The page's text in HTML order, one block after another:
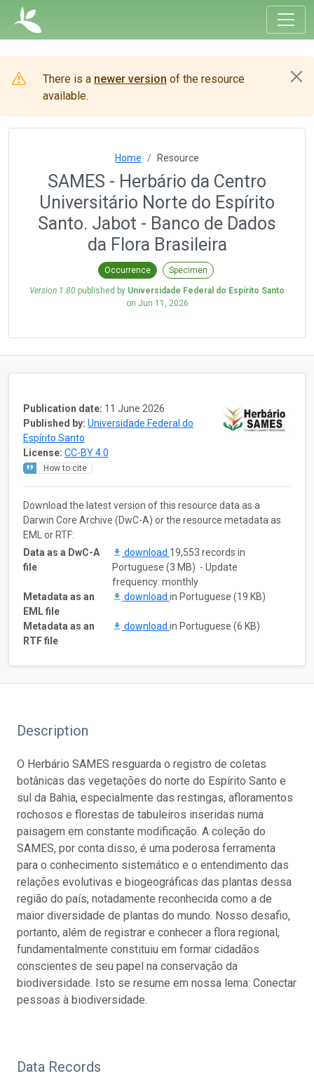
There is a newer version of the resource
available.
Home Resource
SAMES - Herbário da Centro
Universitário Norte do Espírito
Santo. Jabot - Banco de Dados
da Flora Brasileira
Occurrence Specimen
Version 1.80 published by Universidade Federal do Espírito Santo
on Jun 11, 2026
Publication date: 11 June 2026
Published by: Universidade Federal do
Espírito Santo
License: CC-BY 4.0
How to cite
Download the latest version of this resource data as a
Darwin Core Archive (DwC-A) or the resource metadata as
EML or RTF:
Data as a DwC-A
file
download 19,553 records in
Portuguese (3 MB) - Update
frequency: monthly
Metadata as an
EML file
download in Portuguese (19 KB)
Metadata as an
RTF file
download in Portuguese (6 KB)
Description
O Herbário SAMES resguarda o registro de coletas
botânicas das vegetações do norte do Espírito Santo e
sul da Bahia, especialmente das restingas, afloramentos
rochosos e florestas de tabuleiros inseridas numa
paisagem em constante modificação. A coleção do
SAMES, por conta disso, é uma poderosa ferramenta
para o conhecimento sistemático e o entendimento das
relações evolutivas e biogeográficas das plantas dessa
região do país, notadamente reconhecida como a de
maior diversidade de plantas do mundo. Nosso desafio,
portanto, além de registrar e conhecer a flora regional,
fundamentalmente constituiu em formar cidadãos
conscientes de seu papel na conservação da
biodiversidade. Isto se resume em nossa lema: Conectar
pessoas à biodiversidade.
Data Records